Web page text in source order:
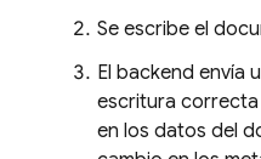
Se escribe el
El backend envía
escritura correcta
en los datos del